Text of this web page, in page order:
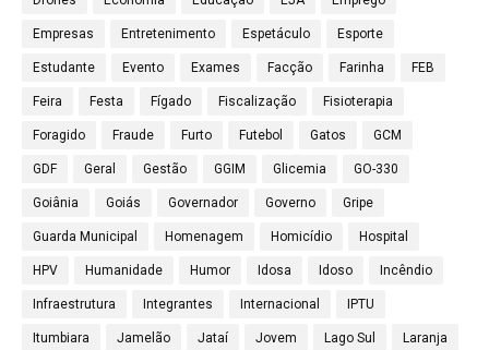
Empresas Entretenimento Espetáculo Esporte
Estudante Evento Exames Facção Farinha FEB
Feira Festa Fígado Fiscalização Fisioterapia
Foragido Fraude Furto Futebol Gatos GCM
GDF Geral Gestão GGIM Glicemia GO-330
Goiânia Goiás Governador Governo Gripe
Guarda Municipal Homenagem Homicídio Hospital
HPV Humanidade Humor Idosa Idoso Incêndio
Infraestrutura Integrantes Internacional IPTU
Itumbiara Jamelão Jataí Jovem Lago Sul Laranja